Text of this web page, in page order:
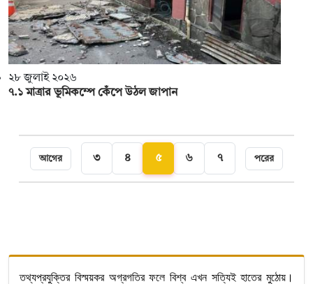
২৮ জুলাই ২০২৬
৭.১ মাত্রার ভূমিকম্পে কেঁপে উঠল জাপান
আগের ৩ ৪ ৫ ৬ ৭ পরের
তথ্যপ্রযুক্তির বিস্ময়কর অগ্রগতির ফলে বিশ্ব এখন সত্যিই হাতের মুঠোয়।